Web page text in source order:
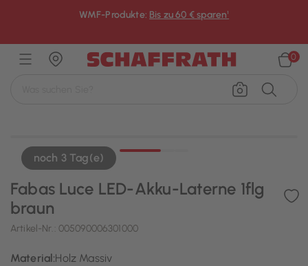
WMF-Produkte: Bis zu 60 € sparen¹
0
noch 3 Tag(e)
Fabas Luce LED-Akku-Laterne 1flg
braun
Artikel-Nr.: 005090006301000
Material:Holz Massiv